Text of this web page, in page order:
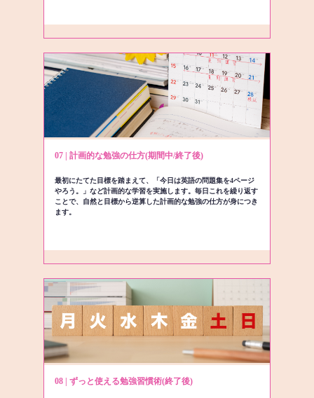
07 | 計画的な勉強の仕方(期間中/終了後)
最初にたてた目標を踏まえて、「今日は英語の問題集を4ページ
やろう。」など計画的な学習を実施します。毎日これを繰り返す
ことで、自然と目標から逆算した計画的な勉強の仕方が身につき
ます。
08 | ずっと使える勉強習慣術(終了後)